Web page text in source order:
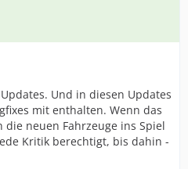
Und in diesen Updates
mit enthalten. Wenn das
neuen Fahrzeuge ins Spiel
Kritik berechtigt, bis dahin -